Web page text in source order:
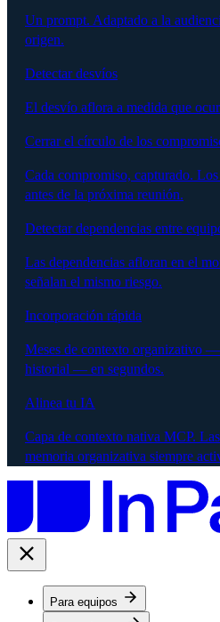
Un prompt. Adaptado a la
origen.
Detectar desvíos
El desvío aflora a medida que
Cerrar el círculo de los
Cada compromiso, capturado.
antes de la próxima reunión.
Detectar dependencias entre
Las dependencias afloran en el
señalan el mismo riesgo.
Incorporación rápida
Meses de contexto organizativo —
historial — en segundos.
Alinea tu IA
Capa de contexto nativa MCP.
memoria organizativa siempre
Para equipos